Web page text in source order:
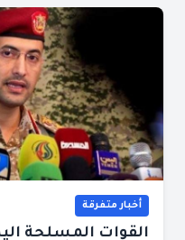
أخبار متفرقة
القوات المسلحة